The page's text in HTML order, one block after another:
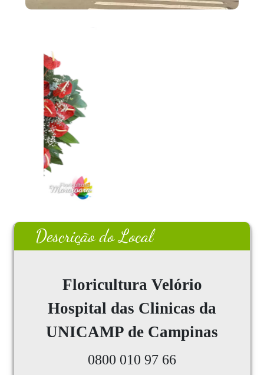
Descrição do Local
Floricultura Velório
Hospital das Clinicas da
UNICAMP de Campinas
0800 010 97 66